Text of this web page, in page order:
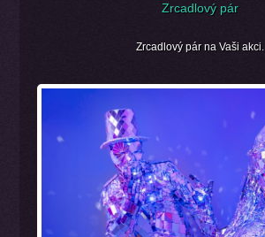
Zrcadlový pár
Zrcadlový pár na Vaši akci.